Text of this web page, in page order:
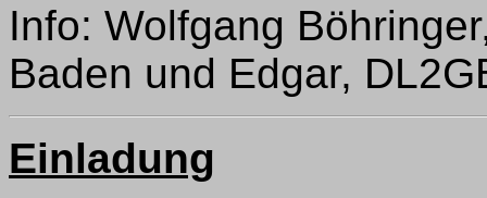
Info: Wolfgang
Baden und Edgar,
Einladung